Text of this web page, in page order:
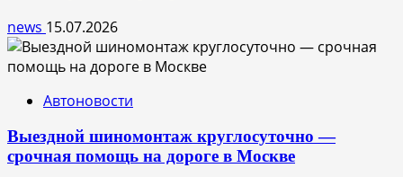
news 15.07.2026
Автоновости
Выездной шиномонтаж круглосуточно —
срочная помощь на дороге в Москве